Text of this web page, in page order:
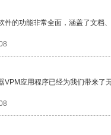
件的功能非常全面，涵盖了文档
VPM应用程序已经为我们带来了